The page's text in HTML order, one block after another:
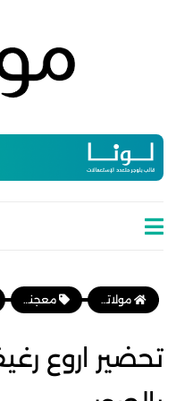
مولاتي موقع نسائي مغربي يهتم بالمرأة المغربية، وأخبار الأسرة و المجتمع معجنات وفطائر
تحضير اروع